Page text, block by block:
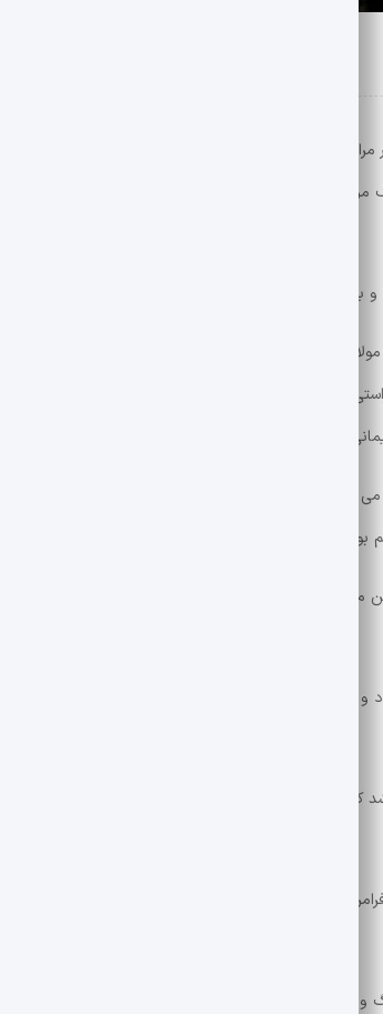
تشییع پیکر استاد فرامرز رستمی با بیان اینکه
هستیم که بخشی از فرهنگ، هنر و هویت را به ارمغان
و با هنر می توان محدودیت های ذهنی و دل مردم را
از مرزها عبور می کنیم و کشورهای دیگر به ما احترام
که زبان هنر همچون آسمانی است که مرز نمی شناسد
حاج حسین یگانه و فرامرز رستمی از مرزها عبور کنیم.
می شود به این معناست که هنرمند به هیچ رنگ و نژاد و
بزرگ عرصه هنر بسیاری از گوشه ها و ملودی های ما
و زندگی آبرومندانه ای داشت و با همه سادگی و سختی
امروز از دست دادیم و باید سال ها صبر کند تا پدر
رستمی را گنجینه بی بدیل نوا و آواز و موزه گرانبهای
وی را نه تنها پدر، بلکه پدر همه هنرمندان خواند.